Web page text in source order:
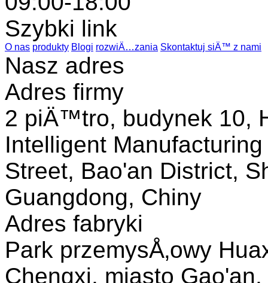
Szybki link
O nas produkty Blogi rozwiÄ…zania Skontaktuj siÄ™ z nami
Nasz adres
Adres firmy
2 piÄ™tro, budynek 10,
Intelligent
Street, Bao'an District,
Guangdong, Chiny
Adres fabryki
Park przemysÅ‚owy
Chengxi, miasto